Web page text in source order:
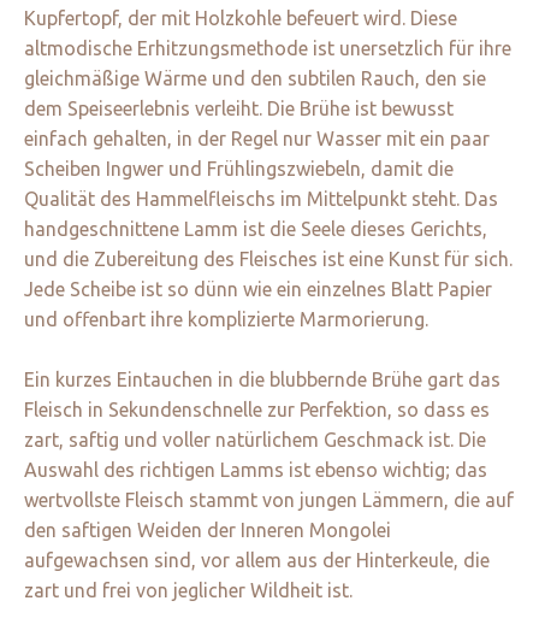
Kupfertopf, der mit Holzkohle befeuert wird. Diese
altmodische Erhitzungsmethode ist unersetzlich für ihre
gleichmäßige Wärme und den subtilen Rauch, den sie
dem Speiseerlebnis verleiht. Die Brühe ist bewusst
einfach gehalten, in der Regel nur Wasser mit ein paar
Scheiben Ingwer und Frühlingszwiebeln, damit die
Qualität des Hammelfleischs im Mittelpunkt steht. Das
handgeschnittene Lamm ist die Seele dieses Gerichts,
und die Zubereitung des Fleisches ist eine Kunst für sich.
Jede Scheibe ist so dünn wie ein einzelnes Blatt Papier
und offenbart ihre komplizierte Marmorierung.
Ein kurzes Eintauchen in die blubbernde Brühe gart das
Fleisch in Sekundenschnelle zur Perfektion, so dass es
zart, saftig und voller natürlichem Geschmack ist. Die
Auswahl des richtigen Lamms ist ebenso wichtig; das
wertvollste Fleisch stammt von jungen Lämmern, die auf
den saftigen Weiden der Inneren Mongolei
aufgewachsen sind, vor allem aus der Hinterkeule, die
zart und frei von jeglicher Wildheit ist.